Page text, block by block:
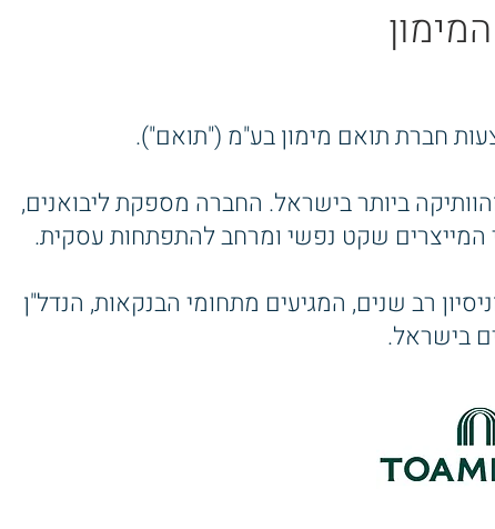
חברת תואם מימון בע"מ ("תואם").
ביותר בישראל. החברה מספקת ליבואנים,
המייצרים שקט נפשי ומרחב להתפתחות עסקית.
רב שנים, המגיעים מתחומי הבנקאות, הנדל"ן
בישראל.